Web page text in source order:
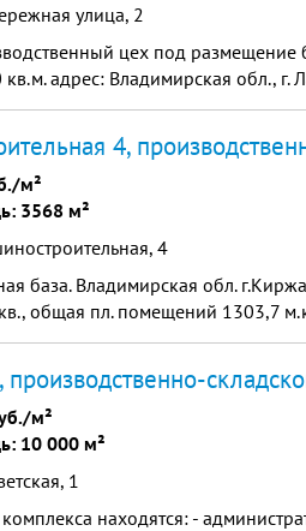
улица, 2
цех под размещение
адрес: Владимирская обл., г.
4,
м²
3568 м²
4
база. Владимирская обл.
общая пл. помещений 1303,7
производственно-
м²
10 000 м²
1
находятся: -